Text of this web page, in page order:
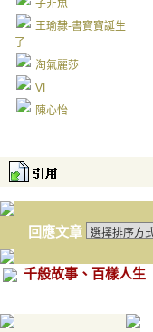
子非魚
王瑜隸-書寶寶誕生
了
淘氣麗莎
VI
陳心怡
回應文章
千般故事、百樣人生